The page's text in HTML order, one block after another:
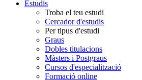
Estudis
Troba el teu estudi
Cercador d'estudis
Per tipus d'estudi
Graus
Dobles titulacions
Màsters i Postgraus
Cursos d'especialització
Formació online